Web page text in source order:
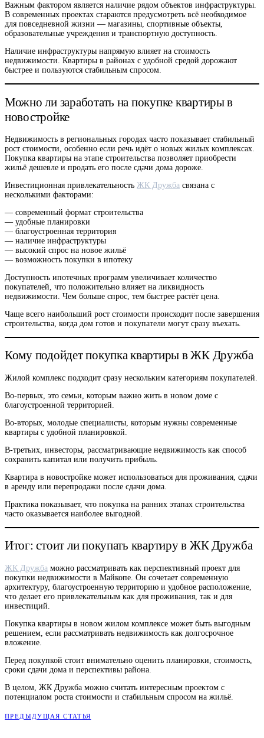
Важным фактором является наличие рядом объектов инфраструктуры.
В современных проектах стараются предусмотреть всё необходимое
для повседневной жизни — магазины, спортивные объекты,
образовательные учреждения и транспортную доступность.
Наличие инфраструктуры напрямую влияет на стоимость
недвижимости. Квартиры в районах с удобной средой дорожают
быстрее и пользуются стабильным спросом.
Можно ли заработать на покупке квартиры в
новостройке
Недвижимость в региональных городах часто показывает стабильный
рост стоимости, особенно если речь идёт о новых жилых комплексах.
Покупка квартиры на этапе строительства позволяет приобрести
жильё дешевле и продать его после сдачи дома дороже.
Инвестиционная привлекательность ЖК Дружба связана с
несколькими факторами:
— современный формат строительства
— удобные планировки
— благоустроенная территория
— наличие инфраструктуры
— высокий спрос на новое жильё
— возможность покупки в ипотеку
Доступность ипотечных программ увеличивает количество
покупателей, что положительно влияет на ликвидность
недвижимости. Чем больше спрос, тем быстрее растёт цена.
Чаще всего наибольший рост стоимости происходит после завершения
строительства, когда дом готов и покупатели могут сразу въехать.
Кому подойдет покупка квартиры в ЖК Дружба
Жилой комплекс подходит сразу нескольким категориям покупателей.
Во-первых, это семьи, которым важно жить в новом доме с
благоустроенной территорией.
Во-вторых, молодые специалисты, которым нужны современные
квартиры с удобной планировкой.
В-третьих, инвесторы, рассматривающие недвижимость как способ
сохранить капитал или получить прибыль.
Квартира в новостройке может использоваться для проживания, сдачи
в аренду или перепродажи после сдачи дома.
Практика показывает, что покупка на ранних этапах строительства
часто оказывается наиболее выгодной.
Итог: стоит ли покупать квартиру в ЖК Дружба
ЖК Дружба можно рассматривать как перспективный проект для
покупки недвижимости в Майкопе. Он сочетает современную
архитектуру, благоустроенную территорию и удобное расположение,
что делает его привлекательным как для проживания, так и для
инвестиций.
Покупка квартиры в новом жилом комплексе может быть выгодным
решением, если рассматривать недвижимость как долгосрочное
вложение.
Перед покупкой стоит внимательно оценить планировки, стоимость,
сроки сдачи дома и перспективы района.
В целом, ЖК Дружба можно считать интересным проектом с
потенциалом роста стоимости и стабильным спросом на жильё.
ПРЕДЫДУЩАЯ СТАТЬЯ